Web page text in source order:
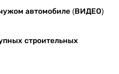
автомобиле (ВИДЕО)
строительных